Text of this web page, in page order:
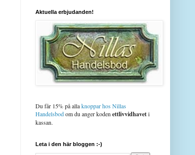
Aktuella erbjudanden!
Du får 15% på allaknoppar hos Nillas
Handelsbodom du anger koden ettlivvidhaveti
kassan.
Leta i den här bloggen :-)